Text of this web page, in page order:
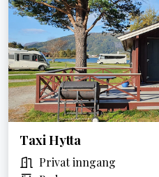
Taxi Hytta
Privat inngang